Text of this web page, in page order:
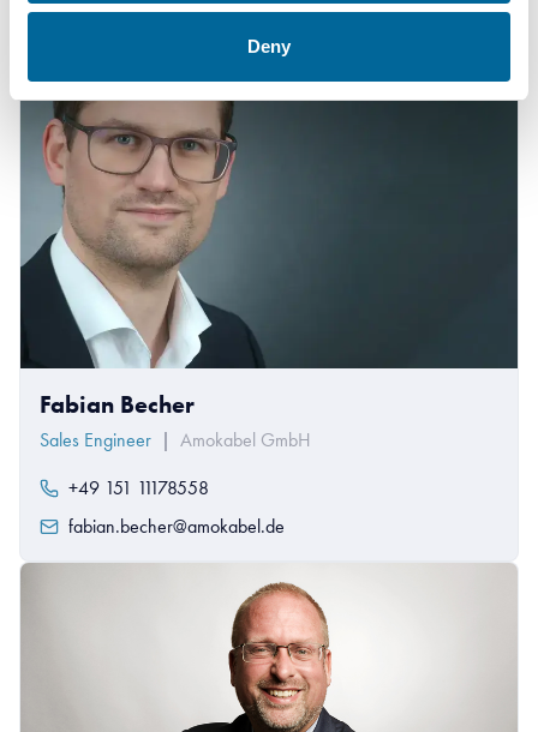
Deny
Fabian Becher
Sales Engineer | Amokabel GmbH
+49 151 11178558
fabian.becher@amokabel.de